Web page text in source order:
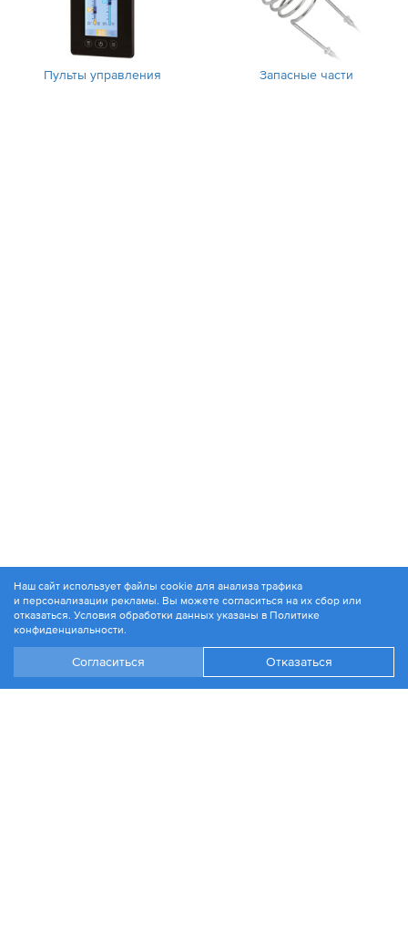
Пульты управления Запасные части
© 1994-2026. ЗАО «Контакт Плюс»
Политика конфиденциальности
Наш сайт использует файлы cookie для анализа трафика
и персонализации рекламы. Вы можете согласиться на их сбор или
отказаться. Условия обработки данных указаны в Политике
конфиденциальности.
Согласиться Отказаться